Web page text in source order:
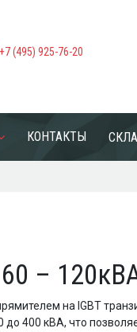
+7 (495) 925-76-20
КОНТАКТЫ
–
на IGBT
400 кВА, что